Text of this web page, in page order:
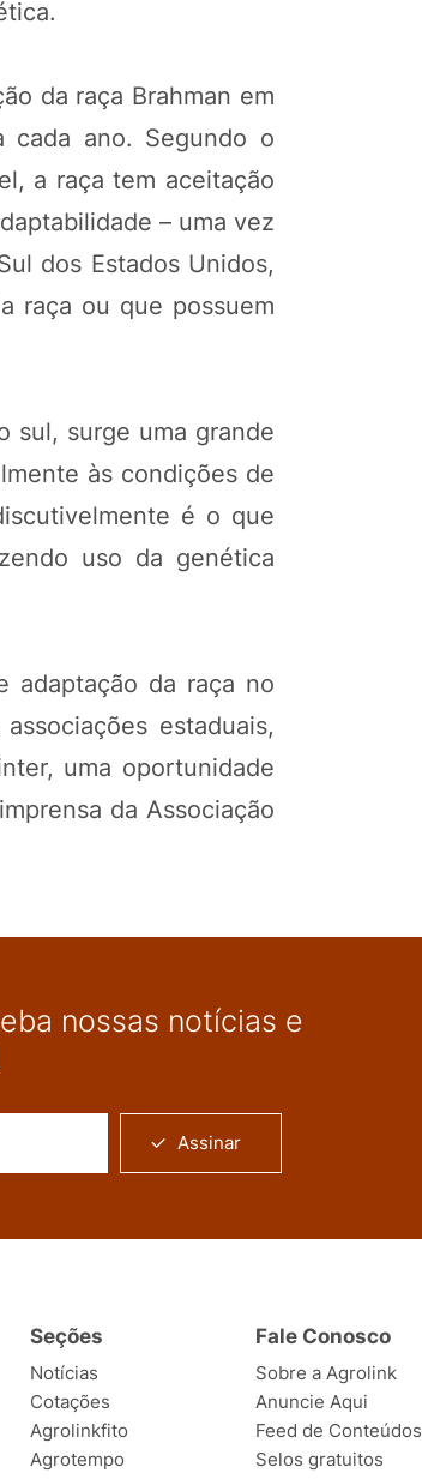
da raça Brahman em
cada ano. Segundo o
a raça tem aceitação
– uma vez
dos Estados Unidos,
raça ou que possuem
sul, surge uma grande
às condições de
é o que
uso da genética
adaptação da raça no
estaduais,
uma oportunidade
da Associação
nossas notícias e
Assinar
Seções
Notícias
Cotações
Agrolinkfito
Agrotempo
Fale Conosco
Sobre a Agrolink
Anuncie Aqui
Feed de Conteúdos
Selos gratuitos